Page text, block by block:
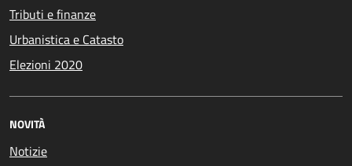
Tributi e finanze
Urbanistica e Catasto
Elezioni 2020
NOVITÀ
Notizie